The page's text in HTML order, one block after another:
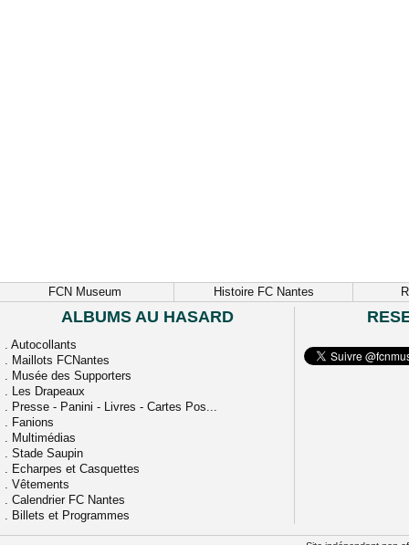
FCN Museum Histoire FC Nantes
ALBUMS AU HASARD
. Autocollants
. Maillots FCNantes
. Musée des Supporters
. Les Drapeaux
. Presse - Panini - Livres - Cartes Pos...
. Fanions
. Multimédias
. Stade Saupin
. Echarpes et Casquettes
. Vêtements
. Calendrier FC Nantes
. Billets et Programmes